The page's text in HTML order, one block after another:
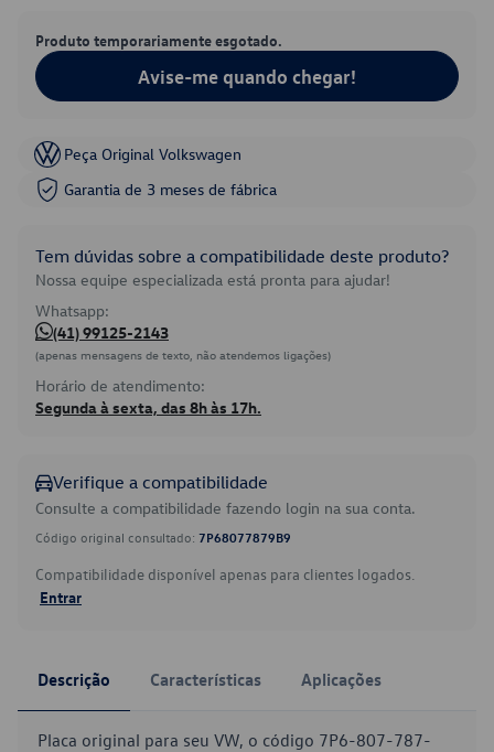
Produto temporariamente esgotado.
Avise-me quando chegar!
Peça Original Volkswagen
Garantia de 3 meses de fábrica
Tem dúvidas sobre a compatibilidade deste produto?
Nossa equipe especializada está pronta para ajudar!
Whatsapp:
(41) 99125-2143
(apenas mensagens de texto, não atendemos ligações)
Horário de atendimento:
Segunda à sexta, das 8h às 17h.
Verifique a compatibilidade
Consulte a compatibilidade fazendo login na sua conta.
Código original consultado: 7P68077879B9
Compatibilidade disponível apenas para clientes logados.
Entrar
Descrição Características Aplicações
Placa original para seu VW, o código 7P6-807-787-